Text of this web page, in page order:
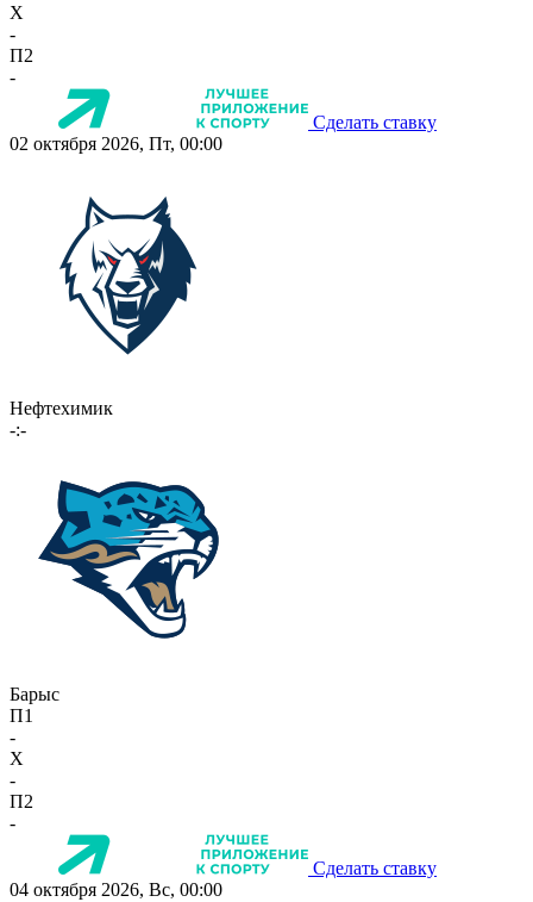
X
-
П2
-
Сделать ставку
02 октября 2026, Пт, 00:00
Нефтехимик
-:-
Барыс
П1
-
X
-
П2
-
Сделать ставку
04 октября 2026, Вс, 00:00